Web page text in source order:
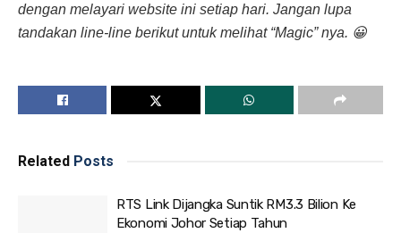
dengan melayari website ini setiap hari. Jangan lupa
tandakan line-line berikut untuk melihat “Magic” nya. 😀
Related Posts
RTS Link Dijangka Suntik RM3.3 Bilion Ke
Ekonomi Johor Setiap Tahun